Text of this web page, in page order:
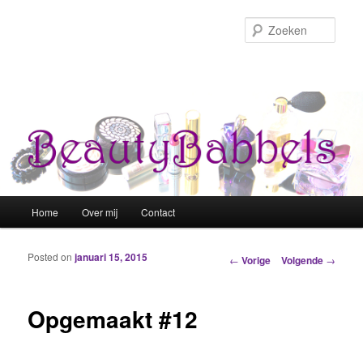
Spring naar de primaire inhoud
Spring naar de secundaire inhoud
Home Over mij Contact
Berichtnavigatie
← Vorige Volgende →
Opgemaakt #12
Posted onjanuari 15, 2015